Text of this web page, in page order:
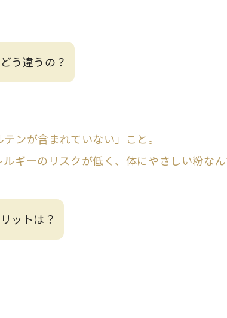
う違うの？
ンが含まれていない」こと。
ギーのリスクが低く、体にやさしい粉なん
ットは？